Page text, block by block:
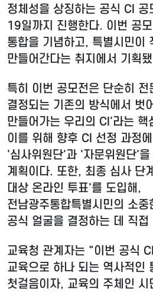
정체성을 상징하는 공식 CI
19일까지 진행한다. 이번 공
통합을 기념하고, 특별시민이
만들어간다는 취지에서 기획
특히 이번 공모전은 단순히
결정되는 기존의 방식에서 벗
만들어가는 우리의 CI'라는 핵
이를 위해 향후 CI 선정 과정
'심사위원단'과 '자문위원단'
계획이다. 또한, 최종 심사 단
대상 온라인 투표'를 도입해,
전남광주통합특별시민의 소중
공식 얼굴을 결정하는 데 직접
교육청 관계자는 "이번 공식
교육으로 하나 되는 역사적인
첫걸음이자, 교육의 주체인 시